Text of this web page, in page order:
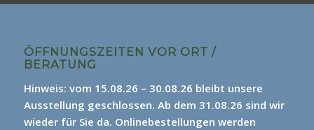
ÖFFNUNGSZEITEN VOR ORT /
BERATUNG
Hinweis: vom 15.08.26 – 30.08.26 bleibt unsere
Ausstellung geschlossen. Ab dem 31.08.26 sind wir
wieder für Sie da. Onlinebestellungen werden